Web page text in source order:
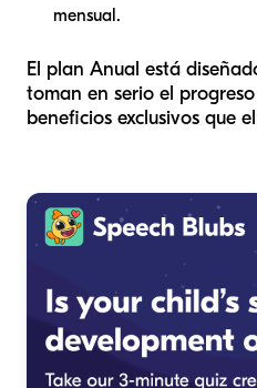
mensual.
El plan Anual está
toman en serio el
beneficios exclusivos que